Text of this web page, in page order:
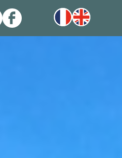
InstagramFacebook